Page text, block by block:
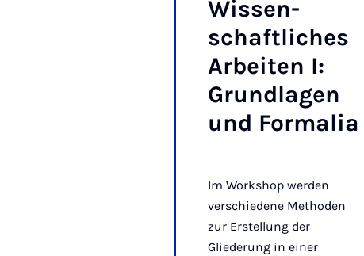
Wis­sen­
schaft­li­ches
Ar­bei­ten I:
Grund­la­gen
und For­ma­lia
Im Workshop werden
verschiedene Methoden
zur Erstellung der
Gliederung in einer